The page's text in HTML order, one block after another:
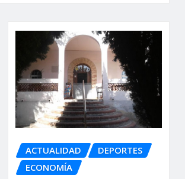
ACTUALIDAD
DEPORTES
ECONOMÍA